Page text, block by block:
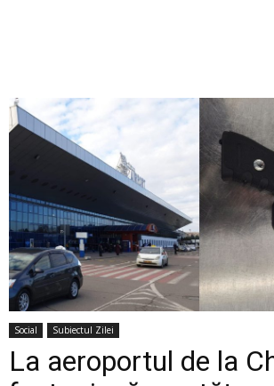
Social Subiectul Zilei
La aeroportul de la